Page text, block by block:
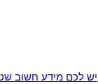
יש לכם מידע חשוב